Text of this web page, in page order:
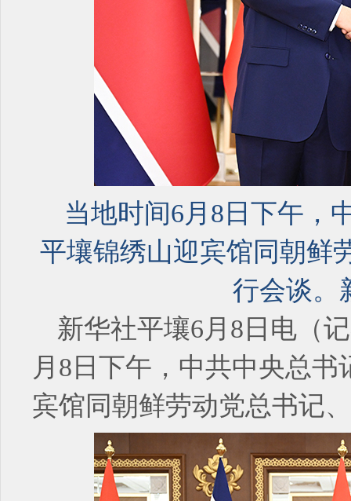
当地时间6月8日下午，
平壤锦绣山迎宾馆同朝鲜
行会谈。
新华社平壤6月8日电（
月8日下午，中共中央总
宾馆同朝鲜劳动党总书记